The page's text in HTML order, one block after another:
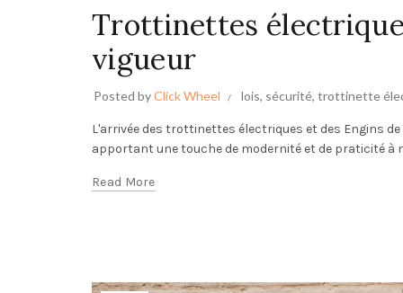
Trottinettes
vigueur
Posted byClick Wheel lois, sécurité, trottinette
L'arrivée des trottinettes électriques et des Engins
apportant une touche de modernité et de praticité à
Read More